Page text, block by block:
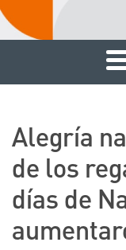
Alegría
de los
días de